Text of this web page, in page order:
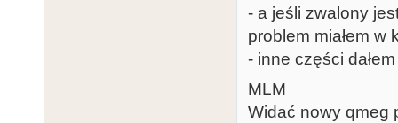
- a jeśli zwalony
problem miałem w
- inne części
MLM
Widać nowy qmeg